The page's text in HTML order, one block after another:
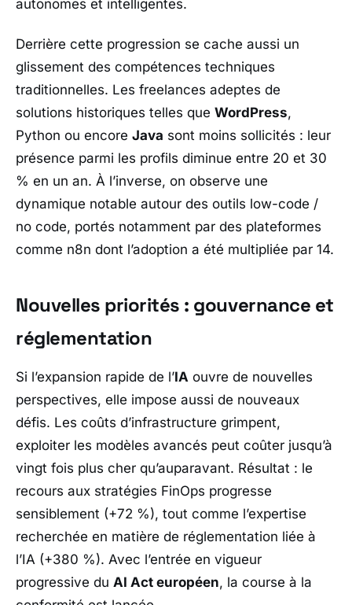
autonomes et intelligentes.
Derrière cette progression se cache aussi un
glissement des compétences techniques
traditionnelles. Les freelances adeptes de
solutions historiques telles que WordPress,
Python ou encore Java sont moins sollicités : leur
présence parmi les profils diminue entre 20 et 30
% en un an. À l’inverse, on observe une
dynamique notable autour des outils low-code /
no code, portés notamment par des plateformes
comme n8n dont l’adoption a été multipliée par 14.
Nouvelles priorités : gouvernance et
réglementation
Si l’expansion rapide de l’IA ouvre de nouvelles
perspectives, elle impose aussi de nouveaux
défis. Les coûts d’infrastructure grimpent,
exploiter les modèles avancés peut coûter jusqu’à
vingt fois plus cher qu’auparavant. Résultat : le
recours aux stratégies FinOps progresse
sensiblement (+72 %), tout comme l’expertise
recherchée en matière de réglementation liée à
l’IA (+380 %). Avec l’entrée en vigueur
progressive du AI Act européen, la course à la